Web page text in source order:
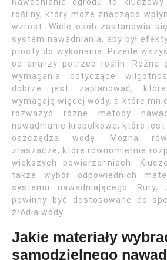
rośliny, który może znacząco
wzrost. Wiele osób zastanawia
system nawadniania, aby był
prosty do wykonania. Przede
od analizy potrzeb roślin. Różne
wymagania dotyczące
dobrze jest zaplanować,
wymagają więcej wody, a które
rozważyć różne metody
nawadnianie kropelkowe, które
oszczędza wodę. Można
zraszacze, które równomiernie
większych powierzchniach.
także wybór odpowiednich
systemu nawadniającego.
powinny być dostosowane do
źródła wody.
Jakie materiały
samodzielnego